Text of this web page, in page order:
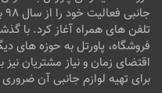
تلفن های همراه آغاز کرد. با
فروشگاه، پاورتل به حوزه های
اقتضای زمان و نیاز مشتریان
برای تهیه لوازم جانبی آن